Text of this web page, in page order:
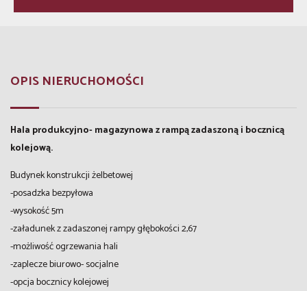
OPIS NIERUCHOMOŚCI
Hala produkcyjno- magazynowa z rampą zadaszoną i bocznicą
kolejową.
Budynek konstrukcji żelbetowej
-posadzka bezpyłowa
-wysokość 5m
-załadunek z zadaszonej rampy głębokości 2,67
-możliwość ogrzewania hali
-zaplecze biurowo- socjalne
-opcja bocznicy kolejowej